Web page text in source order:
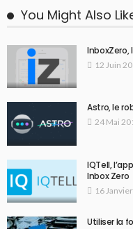
You Might Also
InboxZero,
12 Juin
Astro, le
24 Mai
IQTell,
Inbox Zero
16
Utiliser la